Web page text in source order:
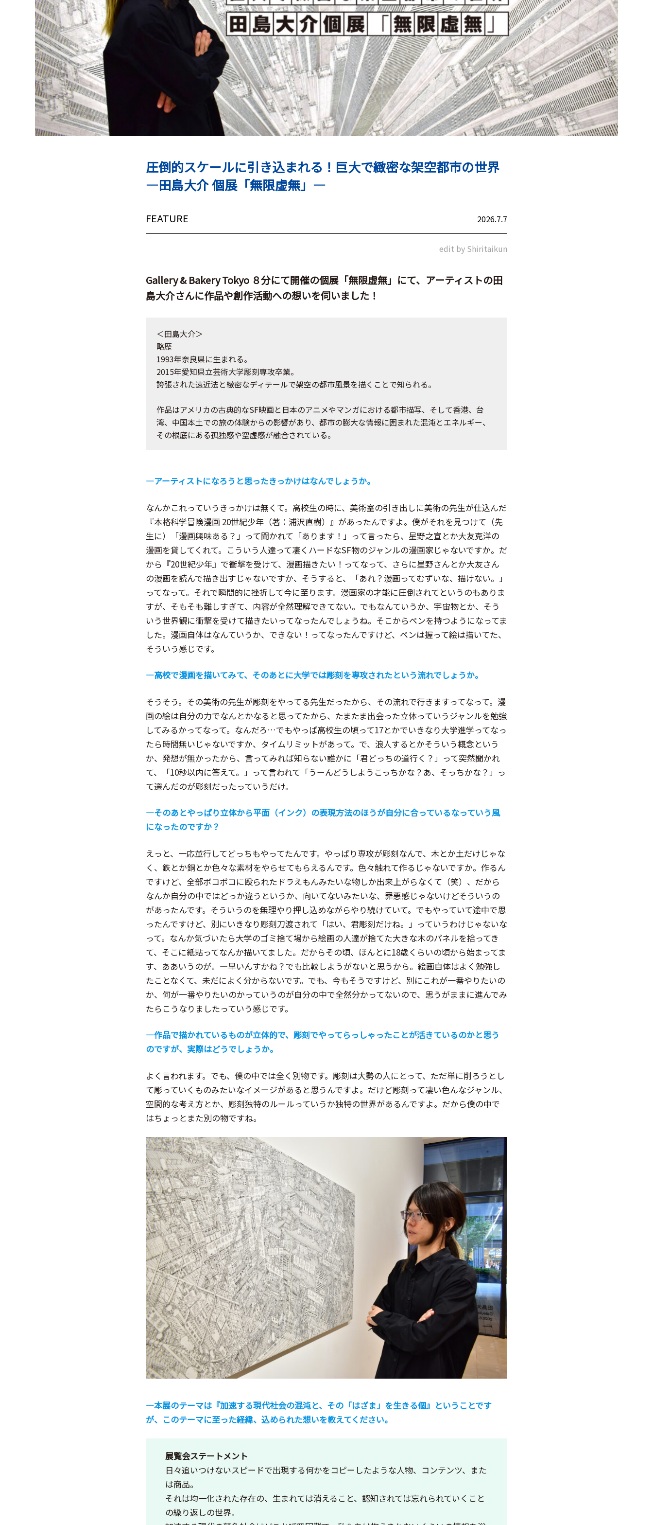
圧倒的スケールに引き込まれる！巨大で緻密な架空都市の世界
―田島大介 個展「無限虚無」―
FEATURE 2026.7.7
edit by Shiritaikun
Gallery & Bakery Tokyo ８分にて開催の個展「無限虚無」にて、アーティストの田
島大介さんに作品や創作活動への想いを伺いました！
＜田島大介＞
略歴
1993年奈良県に生まれる。
2015年愛知県立芸術大学彫刻専攻卒業。
誇張された遠近法と緻密なディテールで架空の都市風景を描くことで知られる。
作品はアメリカの古典的なSF映画と日本のアニメやマンガにおける都市描写、そして香港、台
湾、中国本土での旅の体験からの影響があり、都市の膨大な情報に囲まれた混沌とエネルギー、
その根底にある孤独感や空虚感が融合されている。
―アーティストになろうと思ったきっかけはなんでしょうか。
なんかこれっていうきっかけは無くて。高校生の時に、美術室の引き出しに美術の先生が仕込んだ
『本格科学冒険漫画 20世紀少年（著：浦沢直樹）』があったんですよ。僕がそれを見つけて（先
生に）「漫画興味ある？」って聞かれて「あります！」って言ったら、星野之宣とか大友克洋の
漫画を貸してくれて。こういう人達って凄くハードなSF物のジャンルの漫画家じゃないですか。だ
から『20世紀少年』で衝撃を受けて、漫画描きたい！ってなって、さらに星野さんとか大友さん
の漫画を読んで描き出すじゃないですか、そうすると、「あれ？漫画ってむずいな、描けない。」
ってなって。それで瞬間的に挫折して今に至ります。漫画家の才能に圧倒されてというのもありま
すが、そもそも難しすぎて、内容が全然理解できてない。でもなんていうか、宇宙物とか、そう
いう世界観に衝撃を受けて描きたいってなったんでしょうね。そこからペンを持つようになってま
した。漫画自体はなんていうか、できない！ってなったんですけど、ペンは握って絵は描いてた、
そういう感じです。
―高校で漫画を描いてみて、そのあとに大学では彫刻を専攻されたという流れでしょうか。
そうそう。その美術の先生が彫刻をやってる先生だったから、その流れで行きますってなって。漫
画の絵は自分の力でなんとかなると思ってたから、たまたま出会った立体っていうジャンルを勉強
してみるかってなって。なんだろ…でもやっぱ高校生の頃って17とかでいきなり大学進学ってなっ
たら時間無いじゃないですか、タイムリミットがあって。で、浪人するとかそういう概念という
か、発想が無かったから、言ってみれば知らない誰かに「君どっちの道行く？」って突然聞かれ
て、「10秒以内に答えて。」って言われて「うーんどうしようこっちかな？あ、そっちかな？」っ
て選んだのが彫刻だったっていうだけ。
―そのあとやっぱり立体から平面（インク）の表現方法のほうが自分に合っているなっていう風
になったのですか？
えっと、一応並行してどっちもやってたんです。やっぱり専攻が彫刻なんで、木とか土だけじゃな
く、鉄とか銅とか色々な素材をやらせてもらえるんです。色々触れて作るじゃないですか。作るん
ですけど、全部ボコボコに殴られたドラえもんみたいな物しか出来上がらなくて（笑）、だから
なんか自分の中ではどっか違うというか、向いてないみたいな、罪悪感じゃないけどそういうの
があったんです。そういうのを無理やり押し込めながらやり続けていて。でもやっていて途中で思
ったんですけど、別にいきなり彫刻刀渡されて「はい、君彫刻だけね。」っていうわけじゃないな
って。なんか気づいたら大学のゴミ捨て場から絵画の人達が捨てた大きな木のパネルを拾ってき
て、そこに紙貼ってなんか描いてました。だからその頃、ほんとに18歳くらいの頃から始まってま
す、ああいうのが。―早いんすかね？でも比較しようがないと思うから。絵画自体はよく勉強し
たことなくて、未だによく分からないです。でも、今もそうですけど、別にこれが一番やりたいの
か、何が一番やりたいのかっていうのが自分の中で全然分かってないので、思うがままに進んでみ
たらこうなりましたっていう感じです。
―作品で描かれているものが立体的で、彫刻でやってらっしゃったことが活きているのかと思う
のですが、実際はどうでしょうか。
よく言われます。でも、僕の中では全く別物です。彫刻は大勢の人にとって、ただ単に削ろうとし
て彫っていくものみたいなイメージがあると思うんですよ。だけど彫刻って凄い色んなジャンル、
空間的な考え方とか、彫刻独特のルールっていうか独特の世界があるんですよ。だから僕の中で
はちょっとまた別の物ですね。
―本展のテーマは『加速する現代社会の混沌と、その「はざま」を生きる個』ということです
が、このテーマに至った経緯、込められた想いを教えてください。
展覧会ステートメント
日々追いつけないスピードで出現する何かをコピーしたような人物、コンテンツ、また
は商品。
それは均一化された存在の、生まれては消えること、認知されては忘れられていくこと
の繰り返しの世界。